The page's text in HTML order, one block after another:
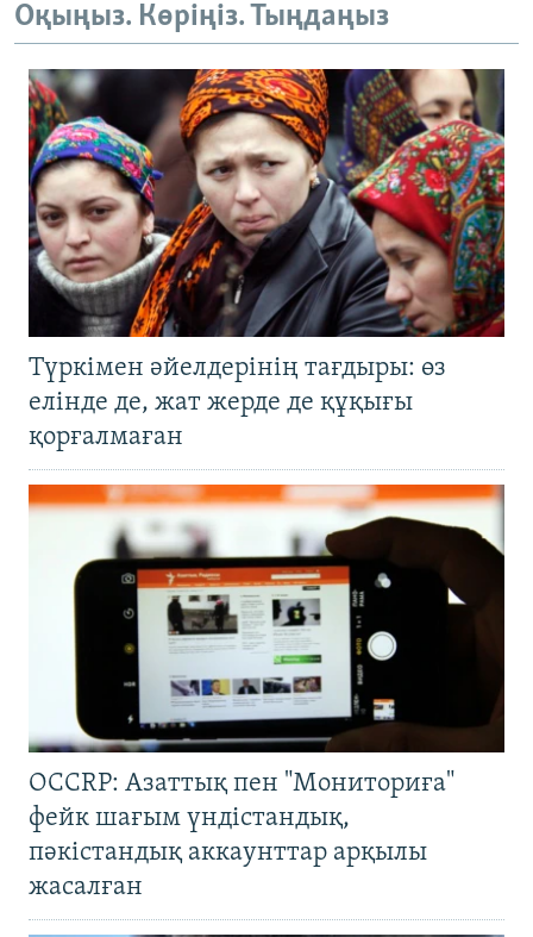
Оқыңыз. Көріңіз. Тыңдаңыз
Түркімен әйелдерінің тағдыры: өз
елінде де, жат жерде де құқығы
қорғалмаған
OCCRP: Азаттық пен "Мониториға"
фейк шағым үндістандық,
пәкістандық аккаунттар арқылы
жасалған